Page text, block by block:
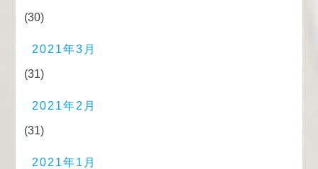
(30)
2021年3月
(31)
2021年2月
(31)
2021年1月